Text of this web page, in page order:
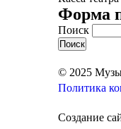
Форма
Поиск
© 2025
Политика
Создание